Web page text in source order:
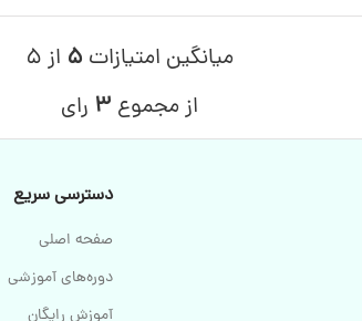
میانگین امتیازات ۵ از ۵
از مجموع ۳ رای
دسترسی سریع
صفحه اصلی
دوره‌های آموزشی
آموزش رایگان